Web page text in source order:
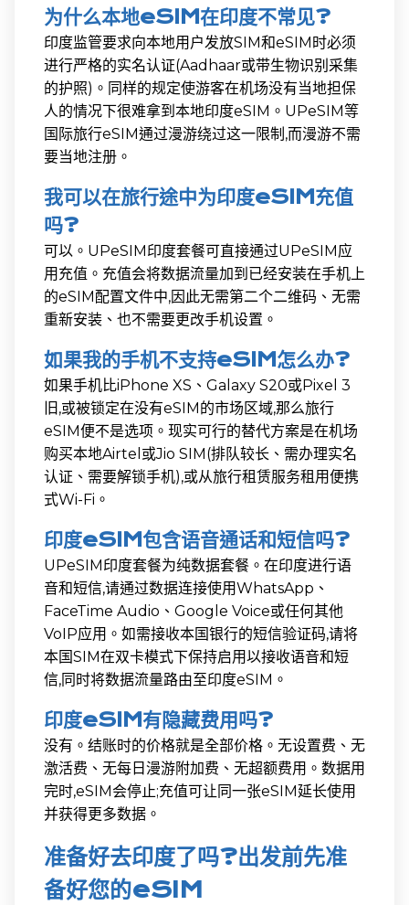
为什么本地eSIM在印度不常见?
印度监管要求向本地用户发放SIM和eSIM时必须
进行严格的实名认证(Aadhaar或带生物识别采集
的护照)。同样的规定使游客在机场没有当地担保
人的情况下很难拿到本地印度eSIM。UPeSIM等
国际旅行eSIM通过漫游绕过这一限制,而漫游不需
要当地注册。
我可以在旅行途中为印度eSIM充值
吗?
可以。UPeSIM印度套餐可直接通过UPeSIM应
用充值。充值会将数据流量加到已经安装在手机上
的eSIM配置文件中,因此无需第二个二维码、无需
重新安装、也不需要更改手机设置。
如果我的手机不支持eSIM怎么办?
如果手机比iPhone XS、Galaxy S20或Pixel 3
旧,或被锁定在没有eSIM的市场区域,那么旅行
eSIM便不是选项。现实可行的替代方案是在机场
购买本地Airtel或Jio SIM(排队较长、需办理实名
认证、需要解锁手机),或从旅行租赁服务租用便携
式Wi-Fi。
印度eSIM包含语音通话和短信吗?
UPeSIM印度套餐为纯数据套餐。在印度进行语
音和短信,请通过数据连接使用WhatsApp、
FaceTime Audio、Google Voice或任何其他
VoIP应用。如需接收本国银行的短信验证码,请将
本国SIM在双卡模式下保持启用以接收语音和短
信,同时将数据流量路由至印度eSIM。
印度eSIM有隐藏费用吗?
没有。结账时的价格就是全部价格。无设置费、无
激活费、无每日漫游附加费、无超额费用。数据用
完时,eSIM会停止;充值可让同一张eSIM延长使用
并获得更多数据。
准备好去印度了吗?出发前先准
备好您的eSIM